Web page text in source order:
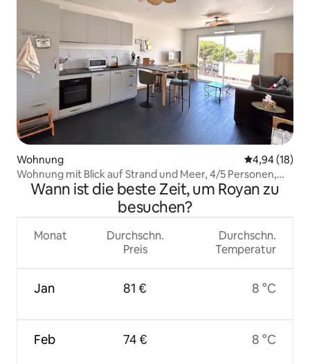
Wohnung
4,94 (18)
Wohnung mit Blick auf Strand und Meer, 4/5 Personen,
Zugang zum Bahnhof
Wann ist die beste Zeit, um Royan zu
besuchen?
Monat
Jan
Feb
Durchschn.
Preis
81 €
74 €
Durchschn.
Temperatur
8 °C
8 °C